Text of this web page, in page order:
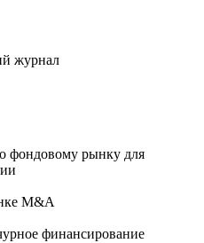
журнал
фондовому рынку для
M&A
финансирование